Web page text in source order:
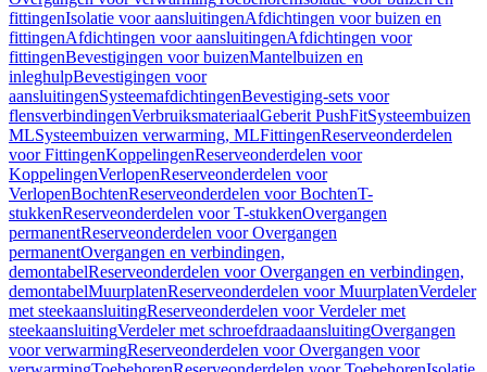
fittingenIsolatie voor aansluitingenAfdichtingen voor buizen en
fittingenAfdichtingen voor aansluitingenAfdichtingen voor
fittingenBevestigingen voor buizenMantelbuizen en
inleghulpBevestigingen voor
aansluitingenSysteemafdichtingenBevestiging-sets voor
flensverbindingenVerbruiksmateriaalGeberit PushFitSysteembuizen
MLSysteembuizen verwarming, MLFittingenReserveonderdelen
voor FittingenKoppelingenReserveonderdelen voor
KoppelingenVerlopenReserveonderdelen voor
VerlopenBochtenReserveonderdelen voor BochtenT-
stukkenReserveonderdelen voor T-stukkenOvergangen
permanentReserveonderdelen voor Overgangen
permanentOvergangen en verbindingen,
demontabelReserveonderdelen voor Overgangen en verbindingen,
demontabelMuurplatenReserveonderdelen voor MuurplatenVerdeler
met steekaansluitingReserveonderdelen voor Verdeler met
steekaansluitingVerdeler met schroefdraadaansluitingOvergangen
voor verwarmingReserveonderdelen voor Overgangen voor